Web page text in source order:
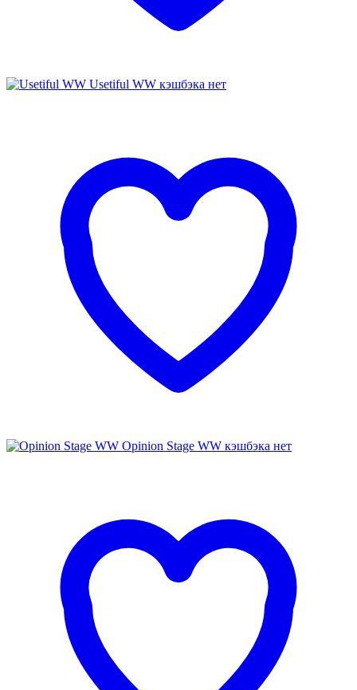
Usetiful WW кэшбэка нет
Opinion Stage WW кэшбэка нет